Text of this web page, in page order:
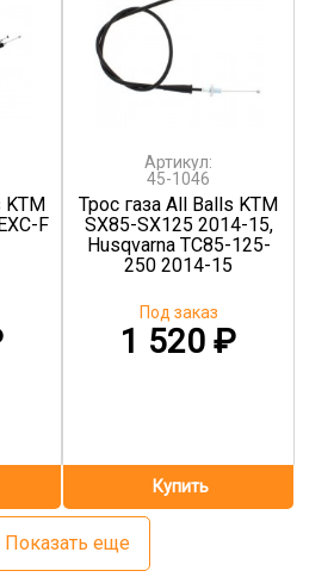
KTM
F
Артикул:
45-1046
Трос газа All Balls KTM
SX85-SX125 2014-15,
Husqvarna TC85-125-
250 2014-15
1 520₽
Под заказ
Показать еще